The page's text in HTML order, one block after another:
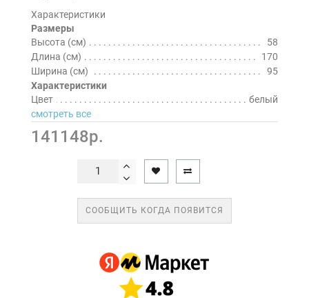
Характеристики
Размеры
Высота (см)
58
Длина (см)
170
Ширина (см)
95
Характеристики
Цвет
белый
смотреть все
141148р.
СООБЩИТЬ КОГДА ПОЯВИТСЯ